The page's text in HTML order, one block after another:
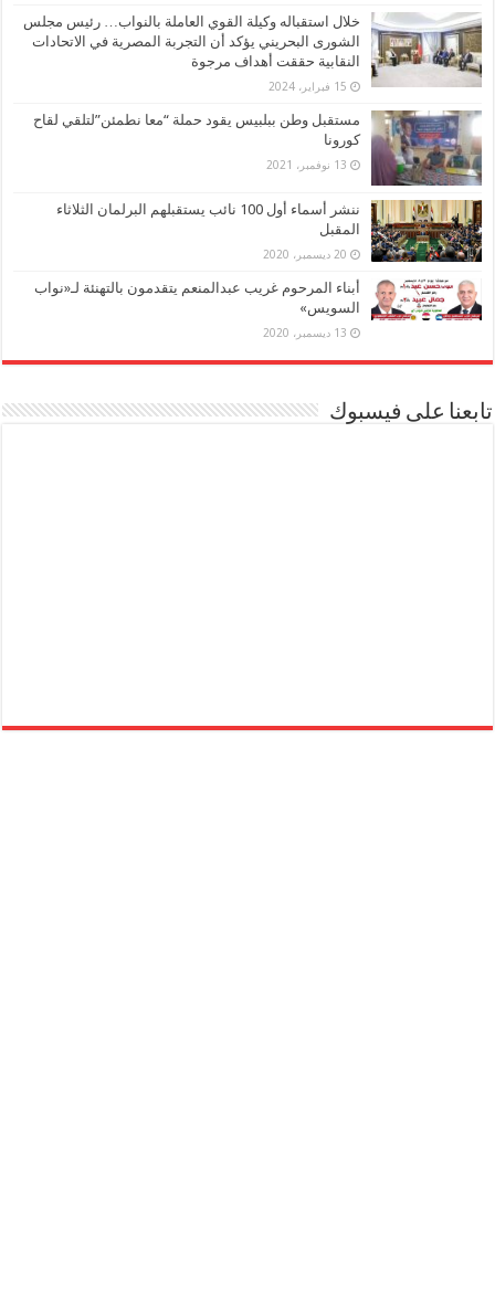
خلال استقباله وكيلة القوي العاملة بالنواب… رئيس مجلس
الشورى البحريني يؤكد أن التجربة المصرية في الاتحادات
النقابية حققت أهداف مرجوة
15 فبراير، 2024
مستقبل وطن ببلبيس يقود حملة “معا نطمئن”لتلقي لقاح
كورونا
13 نوفمبر، 2021
ننشر أسماء أول 100 نائب يستقبلهم البرلمان الثلاثاء
المقبل
20 ديسمبر، 2020
أبناء المرحوم غريب عبدالمنعم يتقدمون بالتهنئة لـ«نواب
السويس»
13 ديسمبر، 2020
تابعنا على فيسبوك